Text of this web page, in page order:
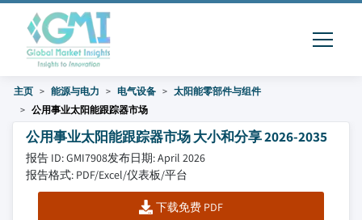
主页 能源与电力 电气设备
太阳能零部件与组件
公用事业太阳能跟踪器市场
公用事业太阳能跟踪器市场 大小和分享 2026-2035
报告 ID: GMI7908发布日期: April 2026
报告格式: PDF/Excel/仪表板/平台
下载免费 PDF